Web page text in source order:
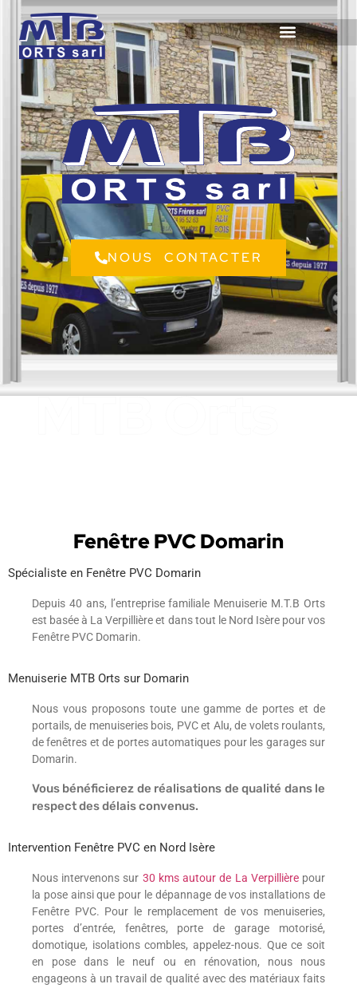
NOUS CONTACTER
Fenêtre PVC Domarin
Spécialiste en Fenêtre PVC Domarin
Depuis 40 ans, l’entreprise familiale Menuiserie M.T.B Orts
est basée à La Verpillière et dans tout le Nord Isère pour vos
Fenêtre PVC Domarin.
Menuiserie MTB Orts sur Domarin
Nous vous proposons toute une gamme de portes et de
portails, de menuiseries bois, PVC et Alu, de volets roulants,
de fenêtres et de portes automatiques pour les garages sur
Domarin.
Vous bénéficierez de réalisations de qualité dans le
respect des délais convenus.
Intervention Fenêtre PVC en Nord Isère
Nous intervenons sur 30 kms autour de La Verpillièrepour
la pose ainsi que pour le dépannage de vos installations de
Fenêtre PVC. Pour le remplacement de vos menuiseries,
portes d’entrée, fenêtres, porte de garage motorisé,
domotique, isolations combles, appelez-nous. Que ce soit
en pose dans le neuf ou en rénovation, nous nous
engageons à un travail de qualité avec des matériaux faits